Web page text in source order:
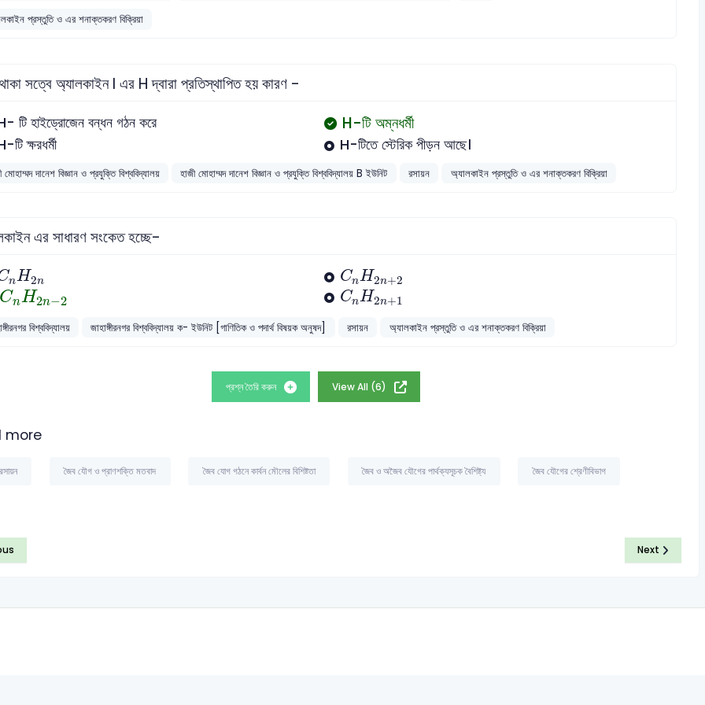
প্রস্তুতি ও এর শনাক্তকরণ বিক্রিয়া
সত্বে অ্যালকাইন I এর H দ্বারা প্রতিস্থাপিত হয় কারণ -
টি হাইড্রোজেন বন্ধন গঠন করে H-টি অম্নধর্মী
টি ক্ষরধর্মী H-টিতে স্টেরিক পীড়ন আছে।
মোহাম্মদ দানেশ বিজ্ঞান ও প্রযুক্তি বিশ্ববিদ্যালয় হাজী মোহাম্মদ দানেশ বিজ্ঞান ও প্রযুক্তি বিশ্ববিদ্যালয় B ইউনিট রসায়ন অ্যালকাইন প্রস্তুতি ও এর শনাক্তকরণ বিক্রিয়া
এর সাধারণ সংকেত হচ্ছে-
nH2n
nH CnH2n+2
C nH
CnH2n−2
CnH2 CnH2n+1
CnH2n+
বিশ্ববিদ্যালয় জাহাঙ্গীরনগর বিশ্ববিদ্যালয় ক- ইউনিট [গাণিতিক ও পদার্থ বিষয়ক অনুষদ] রসায়ন অ্যালকাইন প্রস্তুতি ও এর শনাক্তকরণ বিক্রিয়া
প্রশ্ন তৈরি করুন View All (6)
more
জৈব যৌগ ও প্রাণশক্তি মতবাদ জৈব যোগ গঠনে কার্বন মৌলের বিশিষ্টতা জৈব ও অজৈব যৌগের পার্থক্যসূচক বৈশিষ্ট্য জৈব যৌগের শ্রেণীবিভাগ
Next